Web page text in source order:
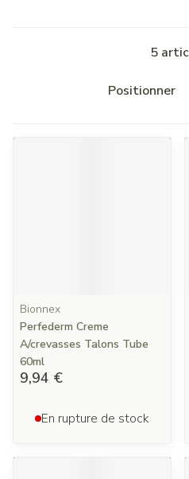
5
Trier par:
Bionnex
Perfederm Creme
A/crevasses Talons Tube
60ml
9,94 €
En rupture de stock